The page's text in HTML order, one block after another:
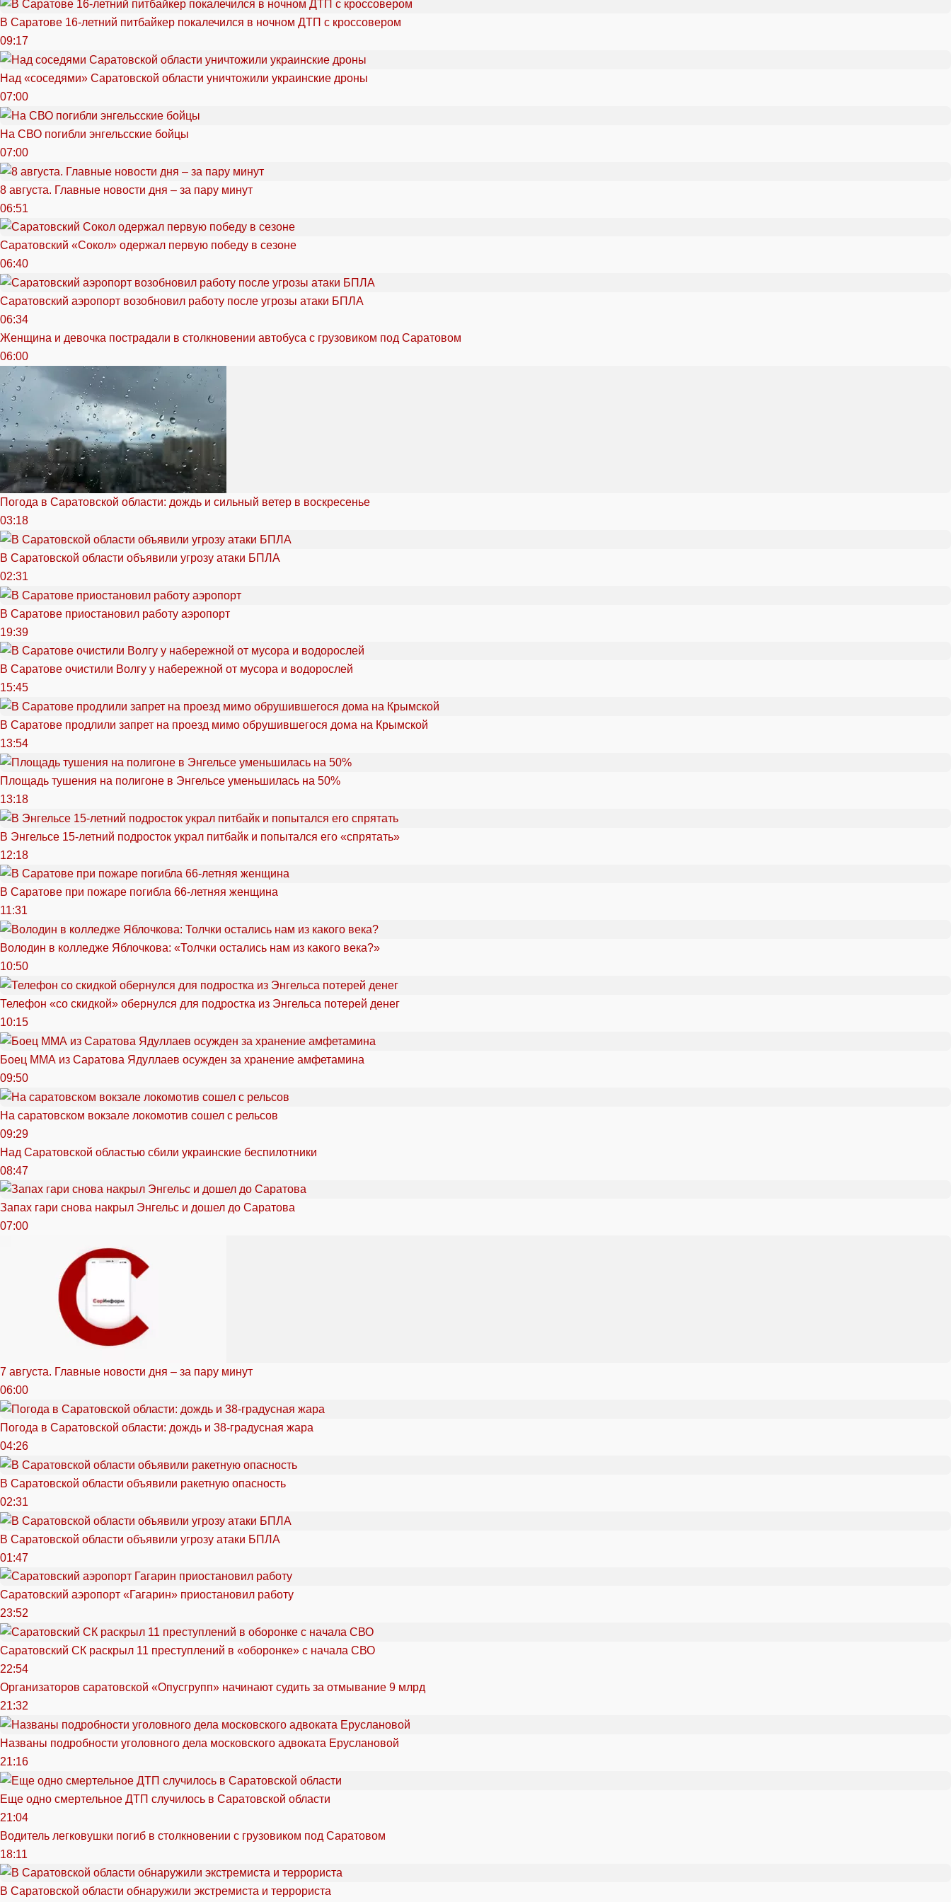
В Саратове 16-летний питбайкер покалечился в ночном ДТП с кроссовером
09:17
Над «соседями» Саратовской области уничтожили украинские дроны
07:00
На СВО погибли энгельсские бойцы
07:00
8 августа. Главные новости дня – за пару минут
06:51
Саратовский «Сокол» одержал первую победу в сезоне
06:40
Саратовский аэропорт возобновил работу после угрозы атаки БПЛА
06:34
Женщина и девочка пострадали в столкновении автобуса с грузовиком под Саратовом
06:00
Погода в Саратовской области: дождь и сильный ветер в воскресенье
03:18
В Саратовской области объявили угрозу атаки БПЛА
02:31
В Саратове приостановил работу аэропорт
19:39
В Саратове очистили Волгу у набережной от мусора и водорослей
15:45
В Саратове продлили запрет на проезд мимо обрушившегося дома на Крымской
13:54
Площадь тушения на полигоне в Энгельсе уменьшилась на 50%
13:18
В Энгельсе 15-летний подросток украл питбайк и попытался его «спрятать»
12:18
В Саратове при пожаре погибла 66-летняя женщина
11:31
Володин в колледже Яблочкова: «Толчки остались нам из какого века?»
10:50
Телефон «со скидкой» обернулся для подростка из Энгельса потерей денег
10:15
Боец ММА из Саратова Ядуллаев осужден за хранение амфетамина
09:50
На саратовском вокзале локомотив сошел с рельсов
09:29
Над Саратовской областью сбили украинские беспилотники
08:47
Запах гари снова накрыл Энгельс и дошел до Саратова
07:00
7 августа. Главные новости дня – за пару минут
06:00
Погода в Саратовской области: дождь и 38-градусная жара
04:26
В Саратовской области объявили ракетную опасность
02:31
В Саратовской области объявили угрозу атаки БПЛА
01:47
Саратовский аэропорт «Гагарин» приостановил работу
23:52
Саратовский СК раскрыл 11 преступлений в «оборонке» с начала СВО
22:54
Организаторов саратовской «Опусгрупп» начинают судить за отмывание 9 млрд
21:32
Названы подробности уголовного дела московского адвоката Еруслановой
21:16
Еще одно смертельное ДТП случилось в Саратовской области
21:04
Водитель легковушки погиб в столкновении с грузовиком под Саратовом
18:11
В Саратовской области обнаружили экстремиста и террориста